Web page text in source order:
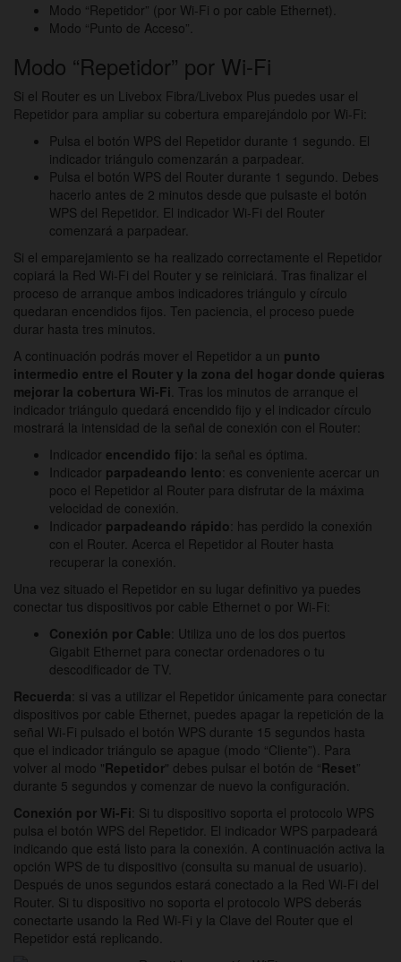
Modo “Repetidor” (por Wi-Fi o por cable Ethernet).
Modo “Punto de Acceso”.
Modo “Repetidor” por Wi-Fi
Si el Router es un Livebox Fibra/Livebox Plus puedes usar el
Repetidor para ampliar su cobertura emparejándolo por Wi-Fi:
Pulsa el botón WPS del Repetidor durante 1 segundo. El
indicador triángulo comenzarán a parpadear.
Pulsa el botón WPS del Router durante 1 segundo. Debes
hacerlo antes de 2 minutos desde que pulsaste el botón
WPS del Repetidor. El indicador Wi-Fi del Router
comenzará a parpadear.
Si el emparejamiento se ha realizado correctamente el Repetidor
copiará la Red Wi-Fi del Router y se reiniciará. Tras finalizar el
proceso de arranque ambos indicadores triángulo y círculo
quedaran encendidos fijos. Ten paciencia, el proceso puede
durar hasta tres minutos.
A continuación podrás mover el Repetidor a un punto
intermedio entre el Router y la zona del hogar donde quieras
mejorar la cobertura Wi-Fi. Tras los minutos de arranque el
indicador triángulo quedará encendido fijo y el indicador círculo
mostrará la intensidad de la señal de conexión con el Router:
Indicador encendido fijo: la señal es óptima.
Indicador parpadeando lento: es conveniente acercar un
poco el Repetidor al Router para disfrutar de la máxima
velocidad de conexión.
Indicador parpadeando rápido: has perdido la conexión
con el Router. Acerca el Repetidor al Router hasta
recuperar la conexión.
Una vez situado el Repetidor en su lugar definitivo ya puedes
conectar tus dispositivos por cable Ethernet o por Wi-Fi:
Conexión por Cable: Utiliza uno de los dos puertos
Gigabit Ethernet para conectar ordenadores o tu
descodificador de TV.
Recuerda: si vas a utilizar el Repetidor únicamente para conectar
dispositivos por cable Ethernet, puedes apagar la repetición de la
señal Wi-Fi pulsado el botón WPS durante 15 segundos hasta
que el indicador triángulo se apague (modo “Cliente”). Para
volver al modo "Repetidor" debes pulsar el botón de “Reset”
durante 5 segundos y comenzar de nuevo la configuración.
Conexión por Wi-Fi: Si tu dispositivo soporta el protocolo WPS
pulsa el botón WPS del Repetidor. El indicador WPS parpadeará
indicando que está listo para la conexión. A continuación activa la
opción WPS de tu dispositivo (consulta su manual de usuario).
Después de unos segundos estará conectado a la Red Wi-Fi del
Router. Si tu dispositivo no soporta el protocolo WPS deberás
conectarte usando la Red Wi-Fi y la Clave del Router que el
Repetidor está replicando.